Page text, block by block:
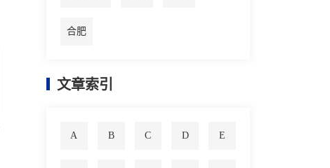
合肥
文章索引
A B C D E